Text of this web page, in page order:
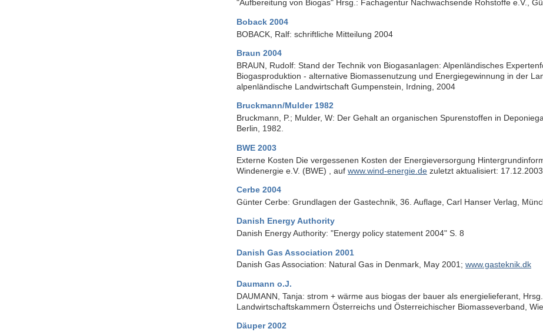
"Aufbereitung von Biogas" Hrsg.: Fachagentur Nachwachsende Rohstoffe e.V.,
Boback 2004
BOBACK, Ralf: schriftliche Mitteilung 2004
Braun 2004
BRAUN, Rudolf: Stand der Technik von Biogasanlagen: Alpenländisches
Biogasproduktion - alternative Biomassenutzung und Energiegewinnung in der
alpenländische Landwirtschaft Gumpenstein, Irdning, 2004
Bruckmann/Mulder 1982
Bruckmann, P.; Mulder, W: Der Gehalt an organischen Spurenstoffen in
Berlin, 1982.
BWE 2003
Externe Kosten Die vergessenen Kosten der Energieversorgung
Windenergie e.V. (BWE) , auf www.wind-energie.de zuletzt aktualisiert: 17.12.2003
Cerbe 2004
Günter Cerbe: Grundlagen der Gastechnik, 36. Auflage, Carl Hanser Verlag,
Danish Energy Authority
Danish Energy Authority: "Energy policy statement 2004" S. 8
Danish Gas Association 2001
Danish Gas Association: Natural Gas in Denmark, May 2001; www.gasteknik.dk
Daumann o.J.
DAUMANN, Tanja: strom + wärme aus biogas der bauer als energielieferant,
Landwirtschaftskammern Österreichs und Österreichischer Biomasseverband,
Däuper 2002